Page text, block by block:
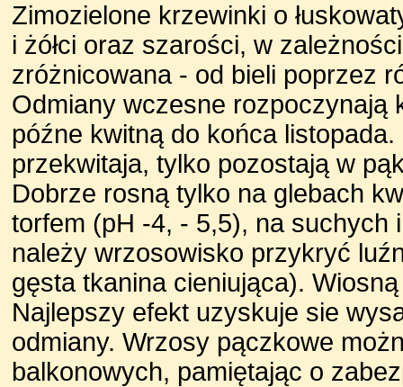
Zimozielone krzewinki o
i żółci oraz szarości, w
zróżnicowana - od bieli poprzez
Odmiany wczesne rozpoczynają
późne kwitną do końca
przekwitaja, tylko pozostają w
Dobrze rosną tylko na glebach
torfem (pH -4, - 5,5), na suchych
należy wrzosowisko przykryć
gęsta tkanina cieniująca).
Najlepszy efekt uzyskuje sie
odmiany. Wrzosy pączkowe
balkonowych, pamiętając o